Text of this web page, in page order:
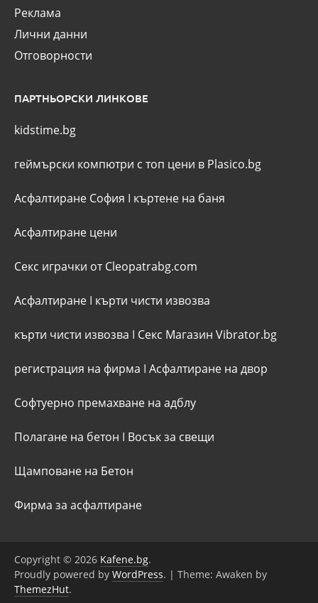
Реклама
Лични данни
Отговорности
ПАРТНЬОРСКИ ЛИНКОВЕ
kidstime.bg
геймърски компютри с топ цени в Plasico.bg
Асфалтиране София I къртене на баня
Асфалтиране цени
Секс играчки от Cleopatrabg.com
Асфалтиране I кърти чисти извозва
кърти чисти извозва I Секс Магазин Vibrator.bg
регистрация на фирма I Асфалтиране на двор
Софтуерно премахване на адблу
Полагане на бетон I Восък за свещи
Щамповане на Бетон
Фирма за асфалтиране
Copyright © 2026 Kafene.bg.
Proudly powered by WordPress. | Theme: Awaken by
ThemezHut.